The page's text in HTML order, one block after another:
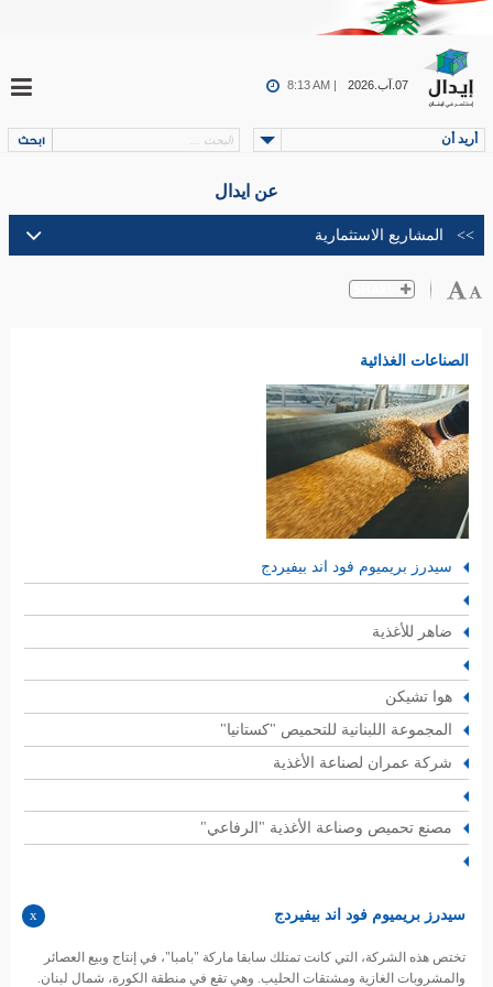
07.آب.2026 8:13 AM |
أريد أن
عن ايدال
الصناعات الغذائية
سيدرز بريميوم فود اند بيفيردج
ضاهر للأغذية
هوا تشيكن
المجموعة اللبنانية للتحميص "كستانيا"
شركة عمران لصناعة الأغذية
مصنع تحميص وصناعة الأغذية "الرفاعي"
سيدرز بريميوم فود اند بيفيردج
تختص هذه الشركة، التي كانت تمتلك سابقا ماركة "بامبا"، في إنتاج وبيع العصائر
والمشروبات الغازية ومشتقات الحليب. وهي تقع في منطقة الكورة، شمال لبنان.